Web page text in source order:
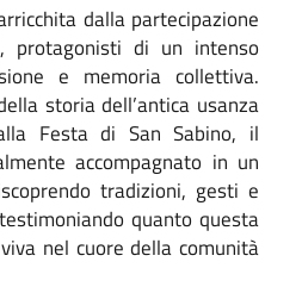
dalla partecipazione
protagonisti di un intenso
e memoria collettiva.
storia dell’antica usanza
Festa di San Sabino, il
accompagnato in un
tradizioni, gesti e
quanto questa
nel cuore della comunità